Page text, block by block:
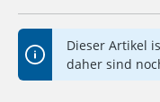
Dieser Artikel
daher sind